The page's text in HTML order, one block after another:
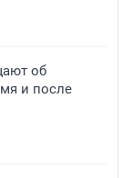
об
и после